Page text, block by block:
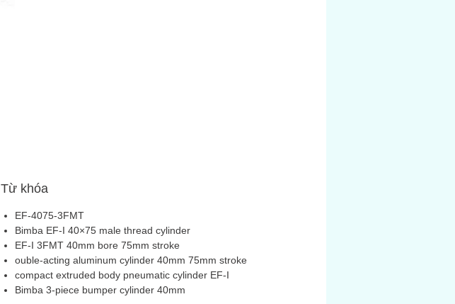
Từ khóa
EF‑4075‑3FMT
Bimba EF‑I 40×75 male thread cylinder
EF‑I 3FMT 40mm bore 75mm stroke
ouble-acting aluminum cylinder 40mm 75mm stroke
compact extruded body pneumatic cylinder EF‑I
Bimba 3‑piece bumper cylinder 40mm